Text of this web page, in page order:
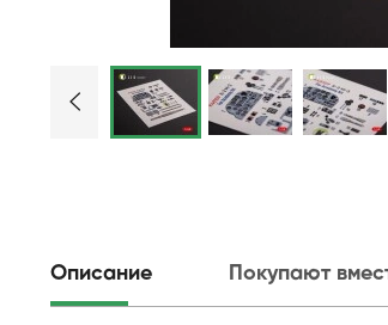
Описание Покупают